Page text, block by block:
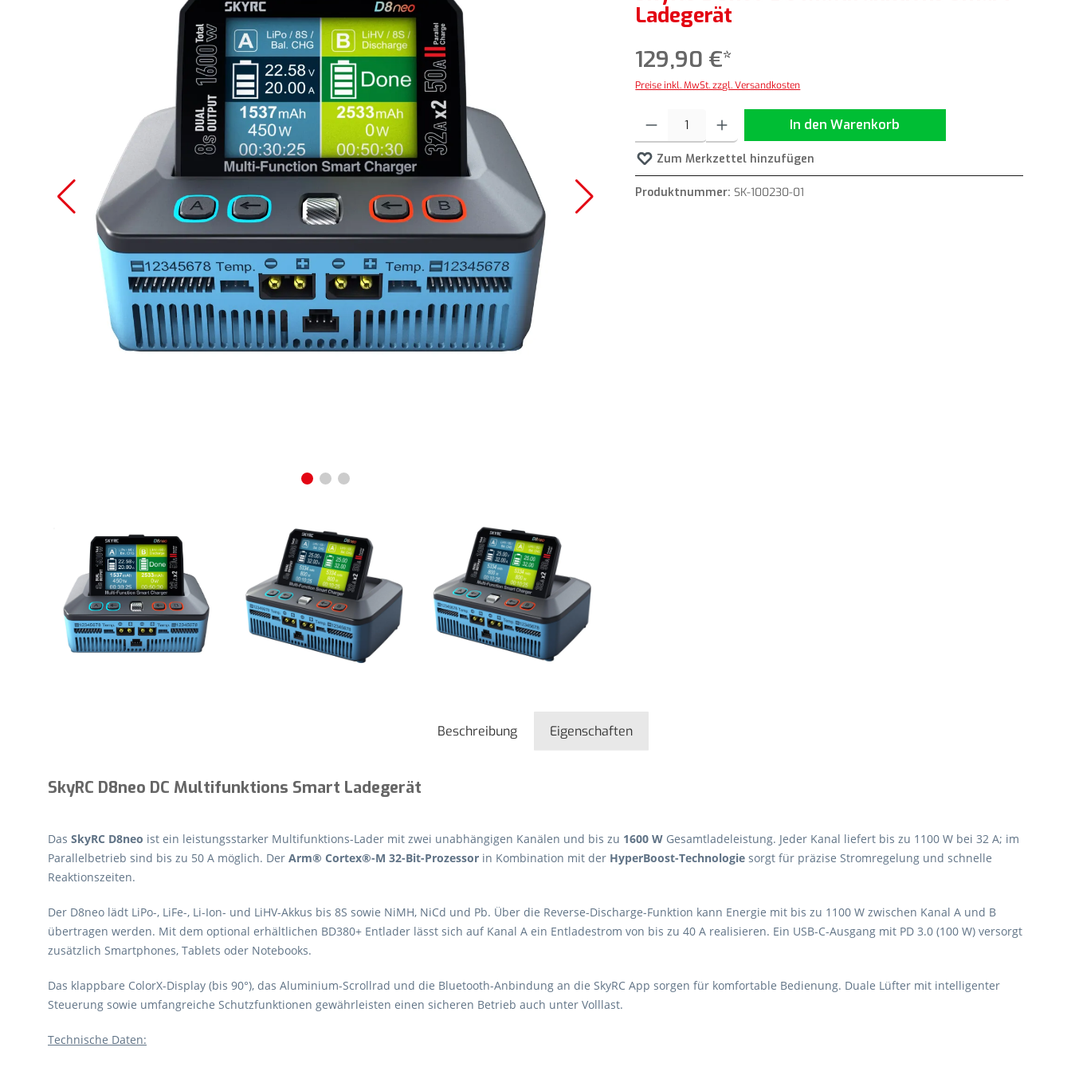
Ladegerät
129,90 €*
Preise inkl. MwSt. zzgl. Versandkosten
In den Warenkorb
Zum Merkzettel hinzufügen
Produktnummer: SK-100230-01
Beschreibung Eigenschaften
SkyRC D8neo DC Multifunktions Smart Ladegerät
Das SkyRC D8neo ist ein leistungsstarker Multifunktions-Lader mit zwei unabhängigen Kanälen und bis zu 1600 W Gesamtladeleistung. Jeder Kanal liefert bis zu 1100 W bei 32 A; im
Parallelbetrieb sind bis zu 50 A möglich. Der Arm® Cortex®-M 32-Bit-Prozessor in Kombination mit der HyperBoost-Technologie sorgt für präzise Stromregelung und schnelle
Reaktionszeiten.
Der D8neo lädt LiPo-, LiFe-, Li-Ion- und LiHV-Akkus bis 8S sowie NiMH, NiCd und Pb. Über die Reverse-Discharge-Funktion kann Energie mit bis zu 1100 W zwischen Kanal A und B
übertragen werden. Mit dem optional erhältlichen BD380+ Entlader lässt sich auf Kanal A ein Entladestrom von bis zu 40 A realisieren. Ein USB-C-Ausgang mit PD 3.0 (100 W) versorgt
zusätzlich Smartphones, Tablets oder Notebooks.
Das klappbare ColorX-Display (bis 90°), das Aluminium-Scrollrad und die Bluetooth-Anbindung an die SkyRC App sorgen für komfortable Bedienung. Duale Lüfter mit intelligenter
Steuerung sowie umfangreiche Schutzfunktionen gewährleisten einen sicheren Betrieb auch unter Volllast.
Technische Daten: